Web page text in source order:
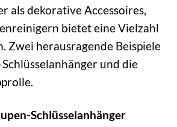
als dekorative Accessoires,
bietet eine Vielzahl
Zwei herausragende Beispiele
und die
Schlüsselanhänger